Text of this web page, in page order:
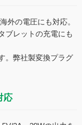
外の電圧にも対応。
ブレットの充電にも
。弊社製変換プラグ
応